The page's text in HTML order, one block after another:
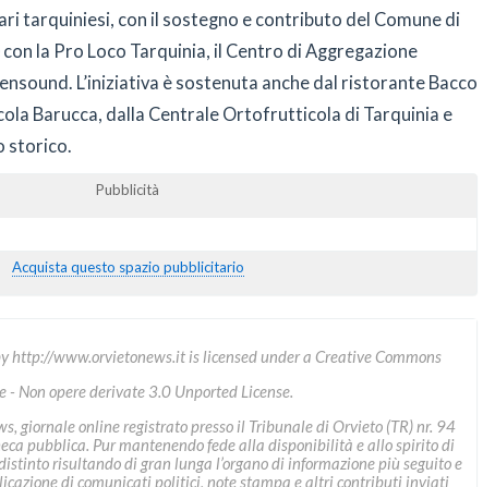
tarquiniesi, con il sostegno e contributo del Comune di
la Pro Loco Tarquinia, il Centro di Aggregazione
L’iniziativa è sostenuta anche dal ristorante Bacco
Barucca, dalla Centrale Ortofrutticola di Tarquinia e
storico.
Pubblicità
Acquista questo spazio pubblicitario
http://www.orvietonews.itis licensed under a Creative Commons
Non opere derivate 3.0 Unported License.
giornale online registrato presso il Tribunale di Orvieto (TR) nr. 94
pubblica. Pur mantenendo fede alla disponibilità e allo spirito di
risultando di gran lunga l’organo di informazione più seguito e
di comunicati politici, note stampa e altri contributi inviati